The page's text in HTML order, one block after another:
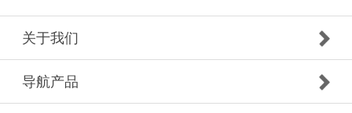
关于我们
导航产品